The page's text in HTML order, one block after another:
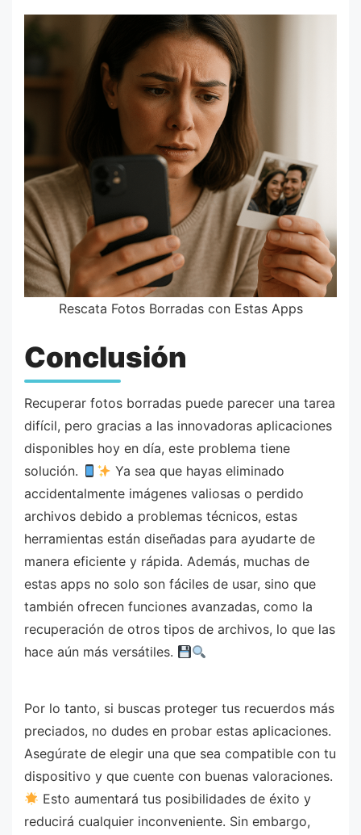
Rescata Fotos Borradas con Estas Apps
Conclusión
Recuperar fotos borradas puede parecer una tarea
difícil, pero gracias a las innovadoras aplicaciones
disponibles hoy en día, este problema tiene
solución.
Ya sea que hayas eliminado
accidentalmente imágenes valiosas o perdido
archivos debido a problemas técnicos, estas
herramientas están diseñadas para ayudarte de
manera eficiente y rápida. Además, muchas de
estas apps no solo son fáciles de usar, sino que
también ofrecen funciones avanzadas, como la
recuperación de otros tipos de archivos, lo que las
hace aún más versátiles.
Por lo tanto, si buscas proteger tus recuerdos más
preciados, no dudes en probar estas aplicaciones.
Asegúrate de elegir una que sea compatible con tu
dispositivo y que cuente con buenas valoraciones.
Esto aumentará tus posibilidades de éxito y
reducirá cualquier inconveniente. Sin embargo,